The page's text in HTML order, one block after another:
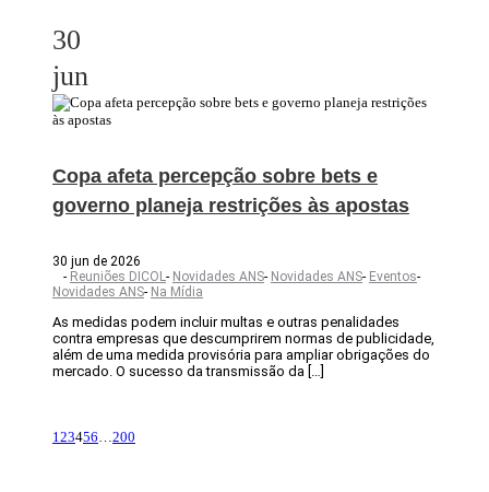
30
jun
Copa afeta percepção sobre bets e
governo planeja restrições às apostas
30 jun de 2026
- Reuniões DICOL- Novidades ANS- Novidades ANS- Eventos-
Novidades ANS- Na Mídia
As medidas podem incluir multas e outras penalidades
contra empresas que descumprirem normas de publicidade,
além de uma medida provisória para ampliar obrigações do
mercado. O sucesso da transmissão da […]
123456…200